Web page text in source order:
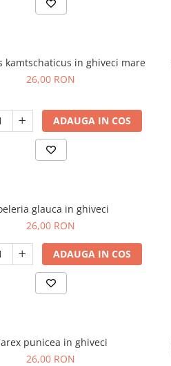
kamtschaticus in ghiveci mare
26,00 RON
ADAUGA IN COS
glauca in ghiveci
26,00 RON
ADAUGA IN COS
punicea in ghiveci
26,00 RON